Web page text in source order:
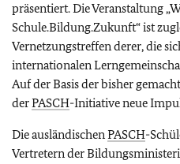
präsentiert. Die Veranstaltung
Schule.Bildung.Zukunft“ ist
Vernetzungstreffen derer, die
internationalen
Auf der Basis der bisher
derPASCH-Initiative neue
Die ausländischenPASCH-
Vertretern der